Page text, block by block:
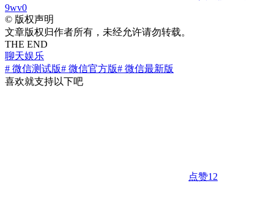
9wv0
© 版权声明
文章版权归作者所有，未经允许请勿转载。
THE END
聊天娱乐
# 微信测试版# 微信官方版# 微信最新版
喜欢就支持以下吧
点赞12